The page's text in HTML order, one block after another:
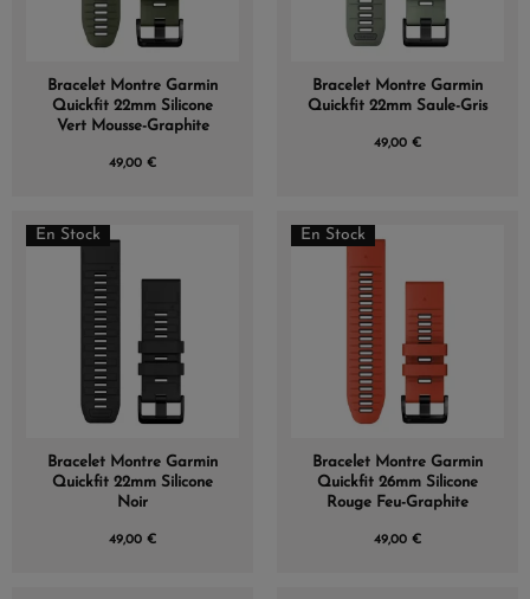
Bracelet Montre Garmin
Quickfit 22mm Silicone
Vert Mousse-Graphite
49,00 €
Bracelet Montre Garmin
Quickfit 22mm Saule-Gris
49,00 €
En Stock
Bracelet Montre Garmin
Quickfit 22mm Silicone
Noir
49,00 €
En Stock
Bracelet Montre Garmin
Quickfit 26mm Silicone
Rouge Feu-Graphite
49,00 €